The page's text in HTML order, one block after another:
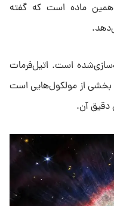
همین ماده است که گفته
است. اتیل‌فرمات
بخشی از مولکول‌هایی است
دقیق آن.